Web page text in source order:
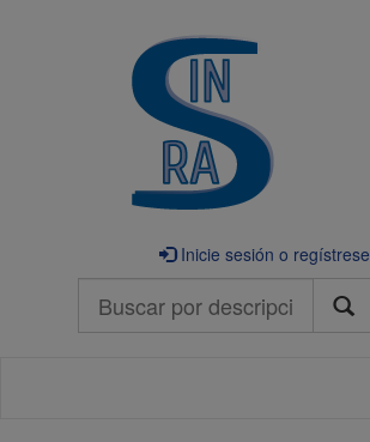
Inicie sesión o regístrese